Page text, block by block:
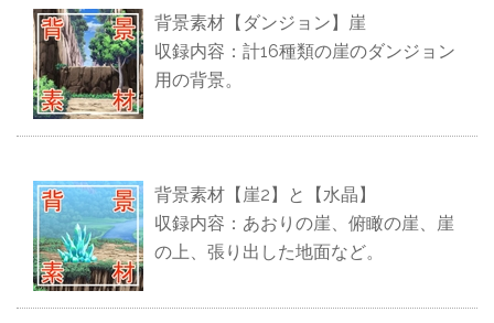
背景素材【ダンジョン】崖
収録内容：計16種類の崖のダンジョン
用の背景。
背景素材【崖2】と【水晶】
収録内容：あおりの崖、俯瞰の崖、崖
の上、張り出した地面など。